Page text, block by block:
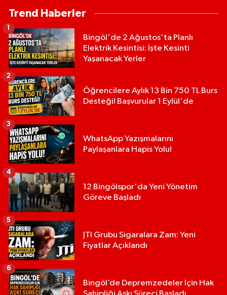
Trend Haberler
Bingöl'de 2 Ağustos'ta Planlı
Elektrik Kesintisi: İşte Kesinti
Yaşanacak Yerler
Öğrencilere Aylık 13 Bin 750 TL Burs
Desteği! Başvurular 1 Eylül'de
2
WhatsApp Yazışmalarını
Paylaşanlara Hapis Yolu!
3
12 Bingölspor'da Yeni Yönetim
Göreve Başladı
4
JTI Grubu Sigaralara Zam: Yeni
Fiyatlar Açıklandı
5
Bingöl’de Depremzedeler İçin Hak
6